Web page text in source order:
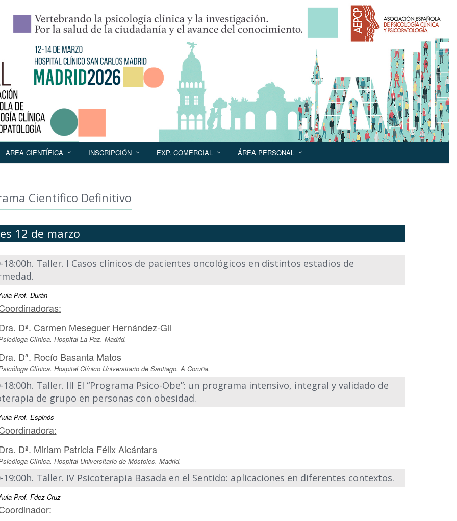
AREA CIENTÍFICA INSCRIPCIÓN EXP. COMERCIAL ÁREA PERSONAL
Científico Definitivo
12 de marzo
18:00h. Taller. I Casos clínicos de pacientes oncológicos en distintos estadios de
Prof. Durán
Dª. Carmen Meseguer Hernández-Gil
Clínica. Hospital La Paz. Madrid.
Dª. Rocío Basanta Matos
Clínica. Hospital Clínico Universitario de Santiago. A Coruña.
18:00h. Taller. III El “Programa Psico-Obe”: un programa intensivo, integral y validado de
de grupo en personas con obesidad.
Prof. Espinós
Dª. Miriam Patricia Félix Alcántara
Clínica. Hospital Universitario de Móstoles. Madrid.
19:00h. Taller. IV Psicoterapia Basada en el Sentido: aplicaciones en diferentes contextos.
Prof. Fdez-Cruz